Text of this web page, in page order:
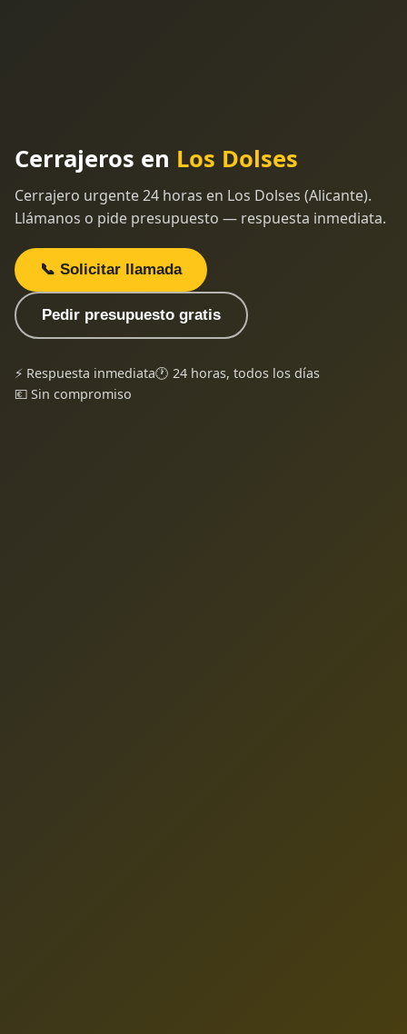
Cerrajeros en Los Dolses
Cerrajero urgente 24 horas en Los Dolses (Alicante).
Llámanos o pide presupuesto — respuesta inmediata.
📞 Solicitar llamada
Pedir presupuesto gratis
⚡ Respuesta inmediata🕐 24 horas, todos los días
💶 Sin compromiso